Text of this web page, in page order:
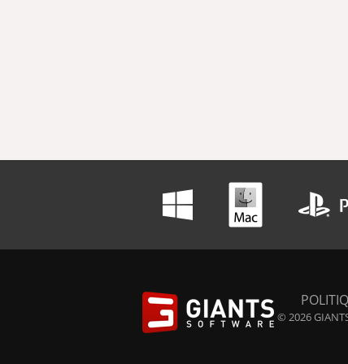
© 2026